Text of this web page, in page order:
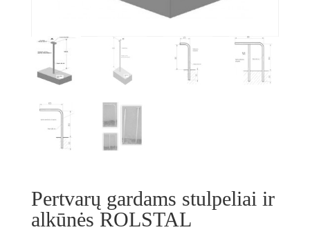
Pertvarų gardams stulpeliai ir
alkūnės ROLSTAL